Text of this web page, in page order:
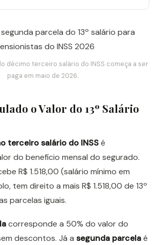
décimo terceiro salário do INSS começa a ser
paga em maio de 2026.
o Valor do 13º Salário
terceiro salário do INSSé
do benefício mensal do segurado.
R$ 1.518,00 (salário mínimo em
tem direito a mais R$ 1.518,00 de 13º
parcelas iguais.
corresponde a 50% do valor do
descontos. Já a segunda parcelaé